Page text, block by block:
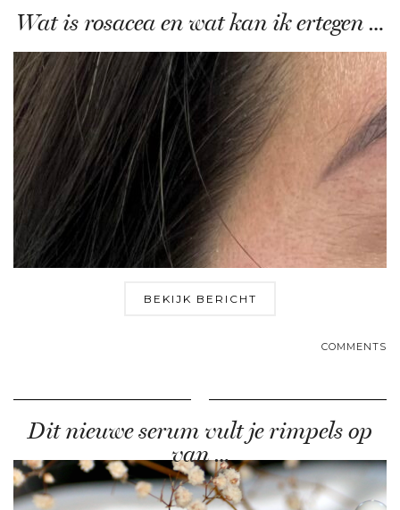
Wat is rosacea en wat kan ik ertegen …
BEKIJK BERICHT
COMMENTS
Dit nieuwe serum vult je rimpels op
van …